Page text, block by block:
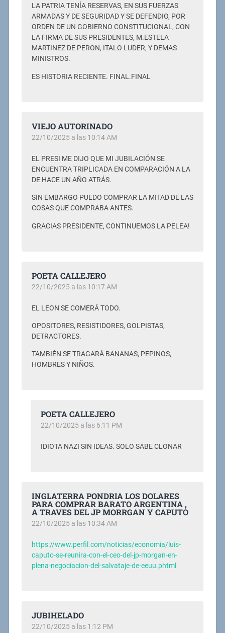
LA PATRIA TENÍA RESERVAS, EN SUS FUERZAS
ARMADAS Y DE SEGURIDAD Y SE DEFENDIO, POR
ORDEN DE UN GOBIERNO CONSTITUCIONAL, CON
LA FIRMA DE SUS PRESIDENTES, M.ESTELA
MARTINEZ DE PERON, ITALO LUDER, Y DEMAS
MINISTROS.
ES HISTORIA RECIENTE. FINAL.FINAL
VIEJO AUTORINADO
22/10/2025 a las 10:14 AM
EL PRESI ME DIJO QUE MI JUBILACIÓN SE
ENCUENTRA TRIPLICADA EN COMPARACIÓN A LA
DE HACE UN AÑO ATRÁS.
SIN EMBARGO PUEDO COMPRAR LA MITAD DE LAS
COSAS QUE COMPRABA ANTES.
GRACIAS PRESIDENTE, CONTINUEMOS LA PELEA!
POETA CALLEJERO
22/10/2025 a las 10:17 AM
EL LEON SE COMERÁ TODO.
OPOSITORES, RESISTIDORES, GOLPISTAS,
DETRACTORES.
TAMBIÉN SE TRAGARÁ BANANAS, PEPINOS,
HOMBRES Y NIÑOS.
POETA CALLEJERO
22/10/2025 a las 6:11 PM
IDIOTA NAZI SIN IDEAS. SOLO SABE CLONAR
INGLATERRA PONDRIA LOS DOLARES
PARA COMPRAR BARATO ARGENTINA ,
A TRAVES DEL JP MORRGAN Y CAPUTO
22/10/2025 a las 10:34 AM
https://www.perfil.com/noticias/economia/luis-
caputo-se-reunira-con-el-ceo-del-jp-morgan-en-
plena-negociacion-del-salvataje-de-eeuu.phtml
JUBIHELADO
22/10/2025 a las 1:12 PM